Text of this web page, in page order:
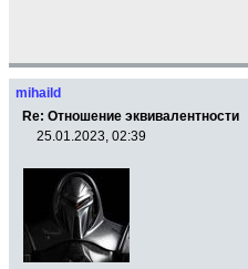
mihaild
Re: Отношение эквивалентности
25.01.2023, 02:39